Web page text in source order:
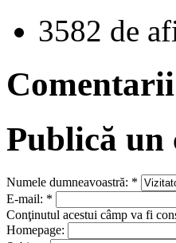
3582 de
Comentarii
Publică un
Numele dumneavoastră: *
E-mail: *
Conţinutul acestui câmp va fi
Homepage: